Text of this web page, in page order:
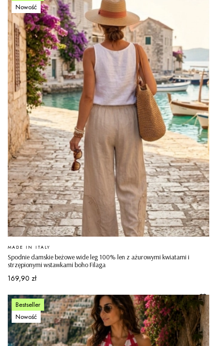
Nowość
Spodnie damskie beżowe wide leg 100% len z ażurowymi kwiatami i
strzępionymi wstawkami boho Filaga
PRODUCENT
MADE IN ITALY
Cena
169,90 zł
Bestseller
Nowość